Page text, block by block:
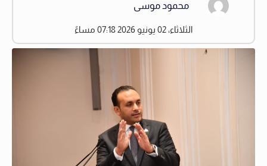
محمود موسى
الثلاثاء، 02 يونيو 2026 07:18 مساءً